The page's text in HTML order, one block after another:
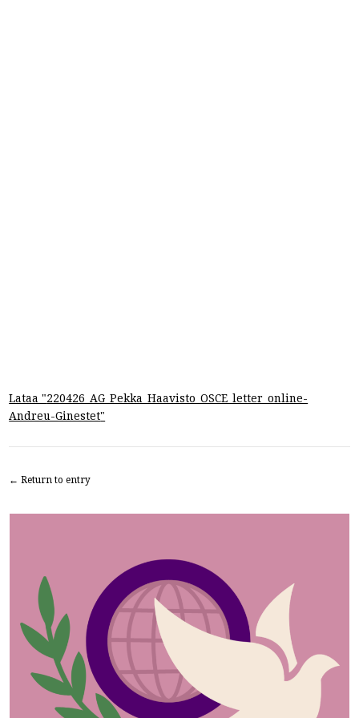
Lataa "220426_AG_Pekka_Haavisto_OSCE_letter_online-
Andreu-Ginestet"
← Return to entry